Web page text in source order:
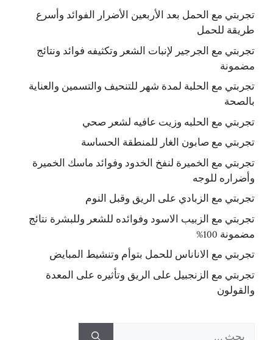
تجربتي مع الحمل بعد الأربعين الأضرار الفوائد وأسرع
طريقة للحمل
تجربتي مع الجرجير لإنبات الشعر وتكثيفه فوائد ونتائج
مضمونة
تجربتي مع الحلبة لمدة شهر للتنحيف والتسمين والعناية
بالصحة
تجربتي مع الحلبه وزيت عافيه لشعر صحي
تجربتي مع صابون الغار للمنطقة الحساسة
تجربتي مع الخميرة لنفخ الخدود وفوائد ماسك الخميرة
وأضراره للوجه
تجربتي مع الزبادي على الريق وقبل النوم
تجربتي مع الزبيب الاسود وفوائده للشعر وللبشرة نتائج
مضمونة 100%
تجربتي مع الاناناس للحمل بتوأم وتنشيط المبايض
تجربتي مع الزنجبيل على الريق وتأثيره على المعدة
والقولون